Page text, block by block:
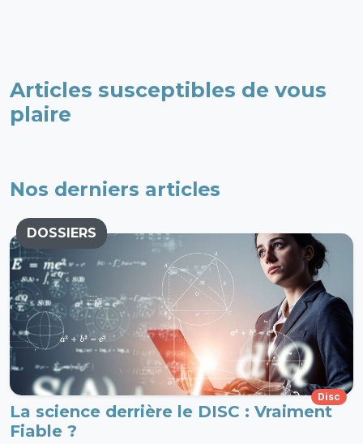
Articles susceptibles de vous
plaire
Nos derniers articles
DOSSIERS
Disc
La science derrière le DISC : Vraiment
Fiable ?